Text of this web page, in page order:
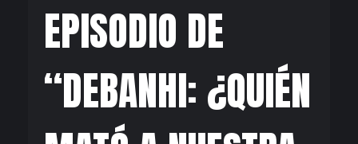
EPISODIO DE
“DEBANHI: ¿QUIÉN